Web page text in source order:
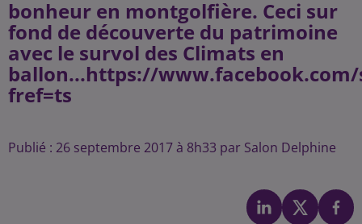
bonheur en montgolfière. Ceci sur
fond de découverte du patrimoine
avec le survol des Climats en
ballon...https://
fref=ts
Publié : 26 septembre 2017 à 8h33 par Salon Delphine